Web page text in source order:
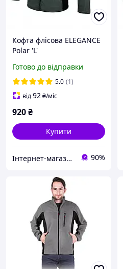
Кофта флісова ELEGANCE
Polar 'L'
Готово до відправки
5.0 (1)
від92₴/міс
920₴
Купити
Інтернет-магазин 100 Мікрон 90%